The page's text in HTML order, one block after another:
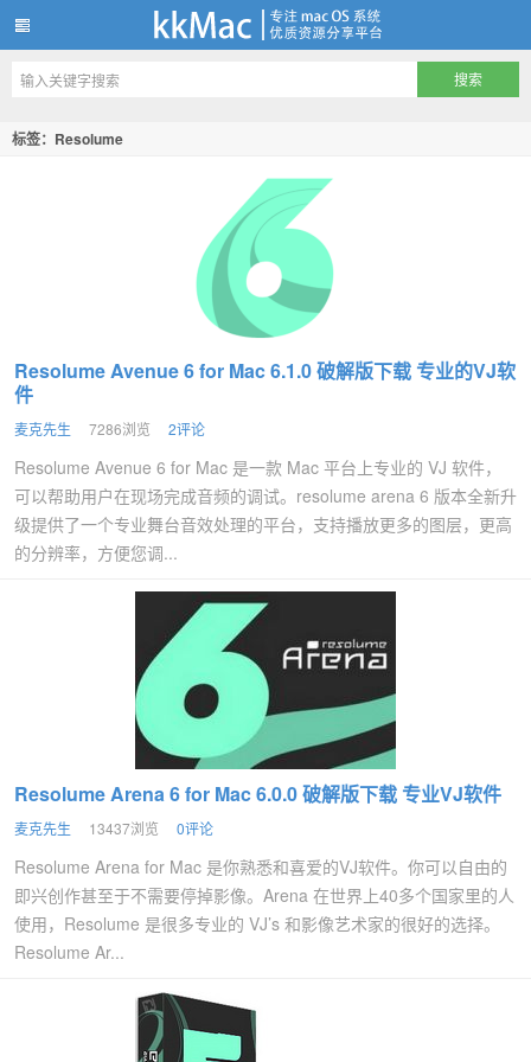
kkMac
标签：Resolume
Resolume Avenue 6 for Mac 6.1.0 破解版下载 专业的VJ软
件
麦克先生 7286浏览 2评论
Resolume Avenue 6 for Mac 是一款 Mac 平台上专业的 VJ 软件，
可以帮助用户在现场完成音频的调试。resolume arena 6 版本全新升
级提供了一个专业舞台音效处理的平台，支持播放更多的图层，更高
的分辨率，方便您调...
Resolume Arena 6 for Mac 6.0.0 破解版下载 专业VJ软件
麦克先生 13437浏览 0评论
Resolume Arena for Mac 是你熟悉和喜爱的VJ软件。你可以自由的
即兴创作甚至于不需要停掉影像。Arena 在世界上40多个国家里的人
使用，Resolume 是很多专业的 VJ’s 和影像艺术家的很好的选择。
Resolume Ar...